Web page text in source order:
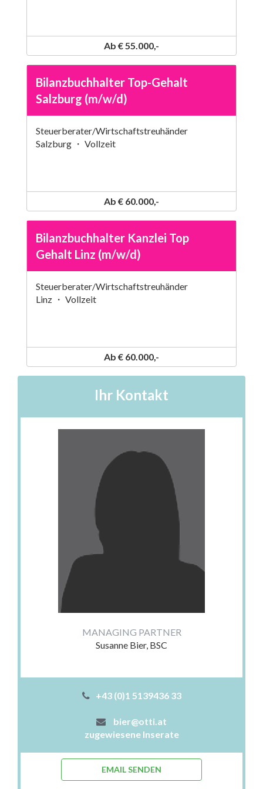
Ab € 55.000,-
Bilanzbuchhalter Top-Gehalt
Salzburg (m/w/d)
Steuerberater/Wirtschaftstreuhänder
Salzburg ・ Vollzeit
Ab € 60.000,-
Bilanzbuchhalter Kanzlei Top
Gehalt Linz (m/w/d)
Steuerberater/Wirtschaftstreuhänder
Linz ・ Vollzeit
Ab € 60.000,-
Ihr Kontakt
MANAGING PARTNER
Susanne Bier, BSC
+43 (0)1 5139436 33
bier@otti.at
zugewiesene Inserate
EMAIL SENDEN